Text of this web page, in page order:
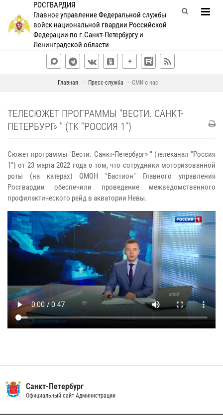
РОСГВАРДИЯ
Главное управление Федеральной службы
войск национальной гвардии Российской
Федерации по г.Санкт-Петербургу и
Ленинградской области
Главная Пресс-служба СМИ о нас
ТЕЛЕСЮЖЕТ ПРОГРАММЫ "ВЕСТИ. САНКТ-
ПЕТЕРБУРГ» " (ТК "РОССИЯ 1")
Сюжет программы "Вести. Санкт-Петербург» " (телеканал "Россия
1") от 23 марта 2022 года о том, что сотрудники моторизованной
роты (на катерах) ОМОН "Бастион" Главного управления
Росгвардии обеспечили проведение межведомственного
профилактического рейд в акватории Невы.
Санкт-Петербург
Официальный сайт Администрации